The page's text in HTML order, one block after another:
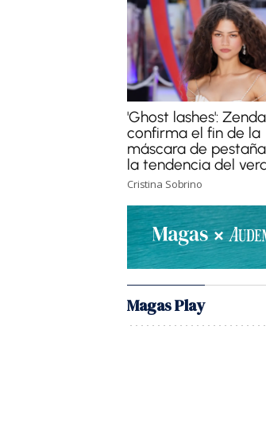
'Ghost lashes':
confirma el fin de la
máscara de
la tendencia del
Cristina Sobrino
Magas Play